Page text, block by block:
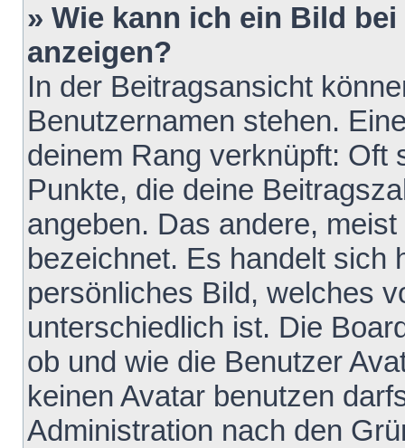
» Wie kann ich ein Bild
anzeigen?
In der Beitragsansicht
Benutzernamen stehen.
deinem Rang verknüpft: Oft
Punkte, die deine
angeben. Das andere,
bezeichnet. Es handelt sich
persönliches Bild, welches
unterschiedlich ist. Die
ob und wie die Benutzer
keinen Avatar benutzen
Administration nach den